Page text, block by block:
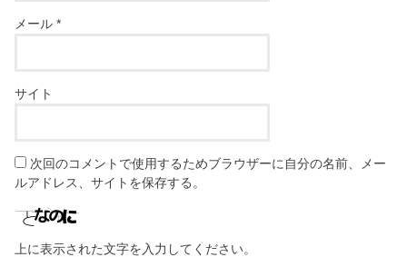
メール*
サイト
次回のコメントで使用するためブラウザーに自分の名前、メー
ルアドレス、サイトを保存する。
上に表示された文字を入力してください。